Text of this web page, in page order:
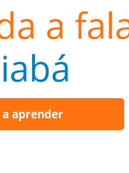
a
a aprender